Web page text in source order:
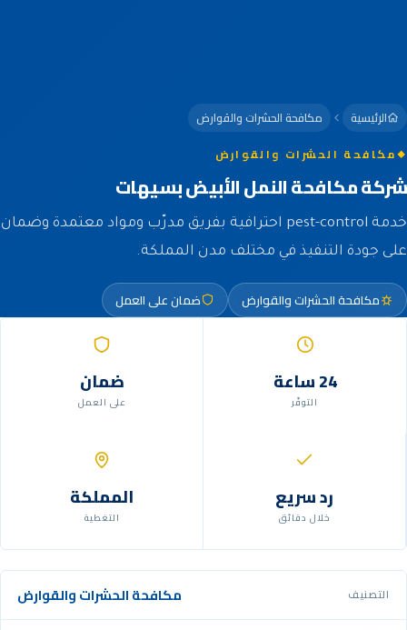
الرئيسية مكافحة الحشرات والقوارض
مكافحة الحشرات والقوارض
شركة مكافحة النمل الأبيض بسيهات
خدمة pest-control احترافية بفريق مدرّب ومواد معتمدة وضمان
على جودة التنفيذ في مختلف مدن المملكة.
مكافحة الحشرات والقوارض ضمان على العمل
24 ساعة
التوفّر
ضمان
على العمل
رد سريع
خلال دقائق
المملكة
التغطية
التصنيف مكافحة الحشرات والقوارض